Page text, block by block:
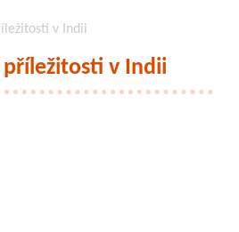
v Indii
příležitosti v Indii